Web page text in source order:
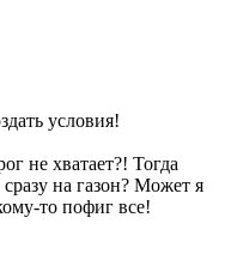
условия!
не хватает?! Тогда
на газон? Может я
то пофиг все!